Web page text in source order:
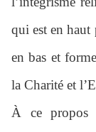
qui est en haut
en bas et
la Charité et
À ce propos